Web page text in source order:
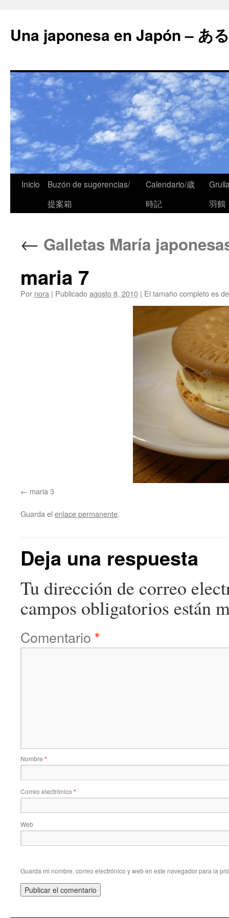
Una japonesa en Japón – あ
Inicio
Buzón de sugerencias/
提案箱
Calendario/歳
時記
羽鶴
← Galletas María
maria 7
Por nora | Publicadoagosto 8, 2010 | El tamaño completo es
maria 3
Guarda el enlace permanente.
Deja una respuesta
Tu dirección de correo
campos obligatorios están
Comentario *
Nombre *
Correo electrónico *
Web
Guarda mi nombre, correo electrónico y web en este navegador para la